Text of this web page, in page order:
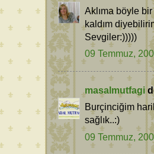
Aklıma böyle
kaldım
Sevgiler:)))))
09 Temmuz,
masalmutfagi
Burçinciğim
sağlık..:)
09 Temmuz,